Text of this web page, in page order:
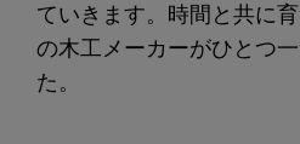
ていきます。時間と共に
の木工メーカーがひとつ
た。